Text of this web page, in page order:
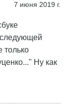
7 июня 2019 г.
следующей
только
Ну как